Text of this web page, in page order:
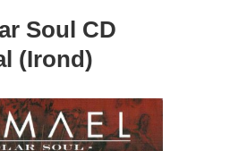
Soul CD
(Irond)